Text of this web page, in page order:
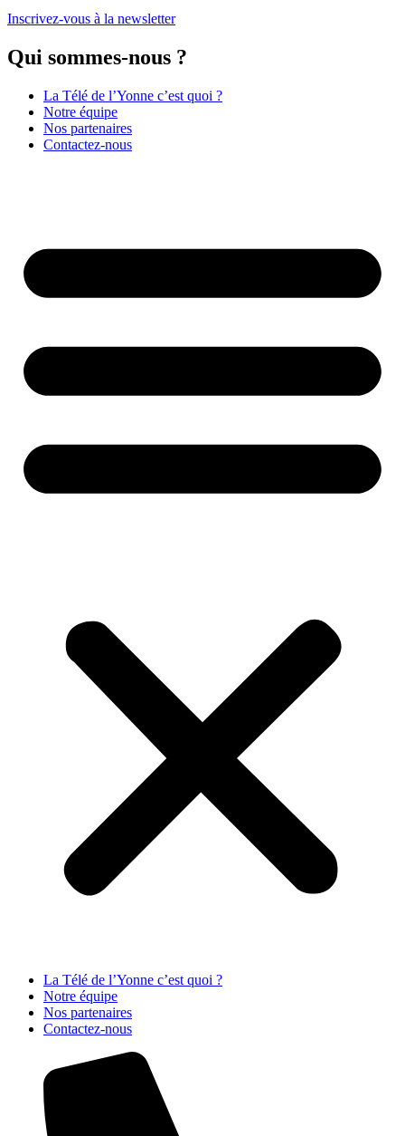
Inscrivez-vous à la newsletter
Qui sommes-nous ?
La Télé de l’Yonne c’est quoi ?
Notre équipe
Nos partenaires
Contactez-nous
La Télé de l’Yonne c’est quoi ?
Notre équipe
Nos partenaires
Contactez-nous